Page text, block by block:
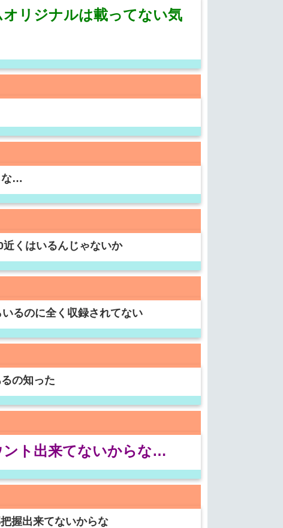
リジナルは載ってない気
な…
くはいるんじゃないか
るのに全く収録されてない
の知った
ント出来てないからな…
握出来てないからな